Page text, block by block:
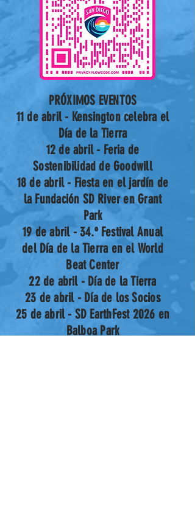
PRÓXIMOS EVENTOS
11 de abril - Kensington celebra el
Día de la Tierra
12 de abril - Feria de
Sostenibilidad de Goodwill
18 de abril - Fiesta en el jardín de
la Fundación SD River en Grant
Park
19 de abril - 34.º Festival Anual
del Día de la Tierra en el World
Beat Center
22 de abril - Día de la Tierra
23 de abril - Día de los Socios
25 de abril - SD EarthFest 2026 en
Balboa Park